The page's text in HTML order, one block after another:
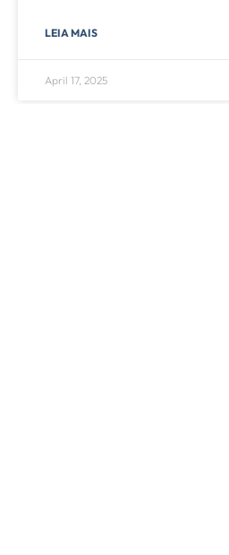
LEIA MAIS
April 17, 2025